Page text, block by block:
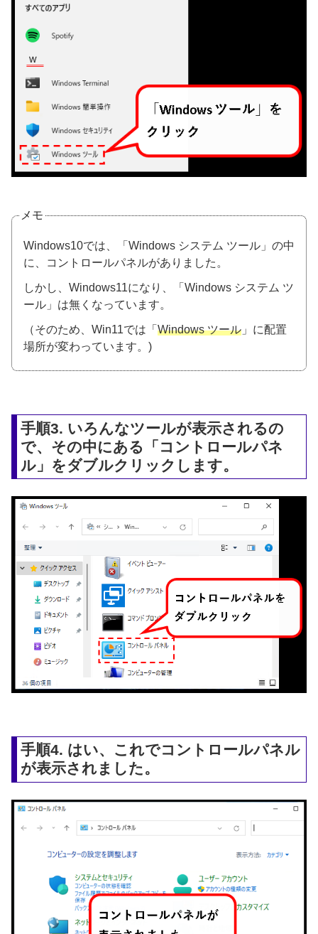
メモ
Windows10では、「Windows システム ツール」の中
に、コントロールパネルがありました。
しかし、Windows11になり、「Windows システム ツ
ール」は無くなっています。
（そのため、Win11では「 Windows ツール 」に配置
場所が変わっています。)
手順3. いろんなツールが表示されるの
で、その中にある「コントロールパネ
ル」をダブルクリックします。
手順4. はい、これでコントロールパネル
が表示されました。